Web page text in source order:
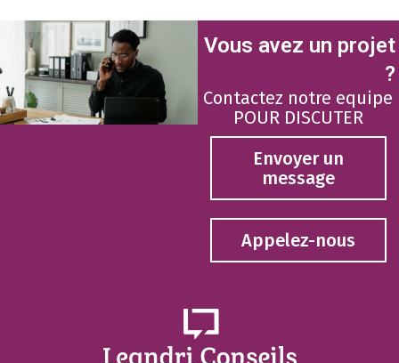
Vous avez un projet
?
Contactez notre equipe
POUR DISCUTER
Envoyer un
message
Appelez-nous